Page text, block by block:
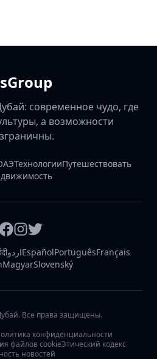
современное чудо, где
а возможности
ТехнологииПутешествовать
اردوEspañolPortuguêsFrançais
MagyarSlovenský
Все права защищены.
конфиденциальности
файлов cookieЭтический кодекс
новостей